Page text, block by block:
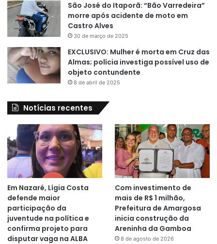
São José do Itaporã: “Bão Varredeira”
morre após acidente de moto em
Castro Alves
30 de março de 2025
EXCLUSIVO: Mulher é morta em Cruz das
Almas; polícia investiga possível uso de
objeto contundente
8 de abril de 2025
Notícias recentes
Em Nazaré, Lígia Costa
defende maior
participação da
juventude na política e
confirma projeto para
disputar vaga na ALBA
Com investimento de
mais de R$ 1 milhão,
Prefeitura de Amargosa
inicia construção da
Areninha da Gamboa
8 de agosto de 2026